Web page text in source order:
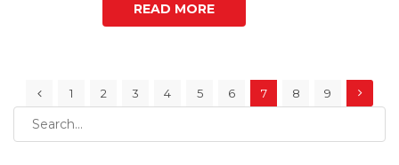
READ MORE
1 2 3 4 5 6 7 8 9